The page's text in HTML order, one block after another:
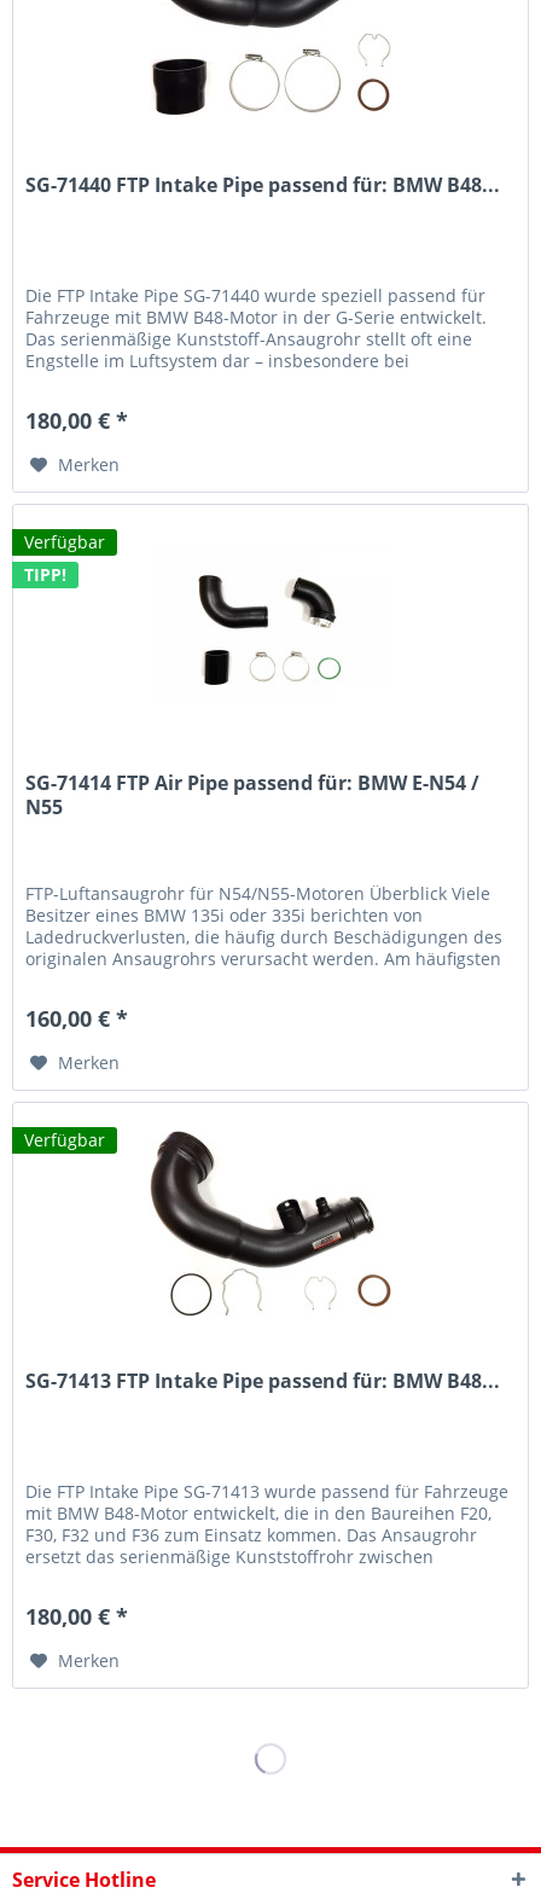
SG-71440 FTP Intake Pipe passend für: BMW B48...
Die FTP Intake Pipe SG-71440 wurde speziell passend für
Fahrzeuge mit BMW B48-Motor in der G-Serie entwickelt.
Das serienmäßige Kunststoff-Ansaugrohr stellt oft eine
Engstelle im Luftsystem dar – insbesondere bei
180,00 € *
Merken
Verfügbar
TIPP!
SG-71414 FTP Air Pipe passend für: BMW E-N54 /
N55
FTP-Luftansaugrohr für N54/N55-Motoren Überblick Viele
Besitzer eines BMW 135i oder 335i berichten von
Ladedruckverlusten, die häufig durch Beschädigungen des
originalen Ansaugrohrs verursacht werden. Am häufigsten
160,00 € *
Merken
Verfügbar
SG-71413 FTP Intake Pipe passend für: BMW B48...
Die FTP Intake Pipe SG-71413 wurde passend für Fahrzeuge
mit BMW B48-Motor entwickelt, die in den Baureihen F20,
F30, F32 und F36 zum Einsatz kommen. Das Ansaugrohr
ersetzt das serienmäßige Kunststoffrohr zwischen
180,00 € *
Merken
Service Hotline